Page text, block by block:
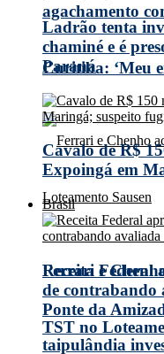
agachamento
Curitiba: ‘Meu
Ferrari e
TST no
Ladrão tenta
chaminé e é
Paraná
Cavalo de R$
Expoingá em
Brasil
Receita Federal
de contrabando
Ponte da
taipulândia